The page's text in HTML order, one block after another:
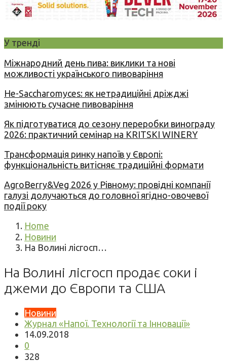
У тренді
Міжнародний день пива: виклики та нові
можливості українського пивоваріння
Не-Saccharomyces: як нетрадиційні дріжджі
змінюють сучасне пивоваріння
Як підготуватися до сезону переробки винограду
2026: практичний семінар на KRITSKI WINERY
Трансформація ринку напоїв у Європі:
функціональність витісняє традиційні формати
AgroBerry&Veg 2026 у Рівному: провідні компанії
галузі долучаються до головної ягідно-овочевої
події року
Home
Новини
На Волині лісгосп…
На Волині лісгосп продає соки і
джеми до Європи та США
Новини
Журнал «Напої. Технології та Інновації»
14.09.2018
0
328